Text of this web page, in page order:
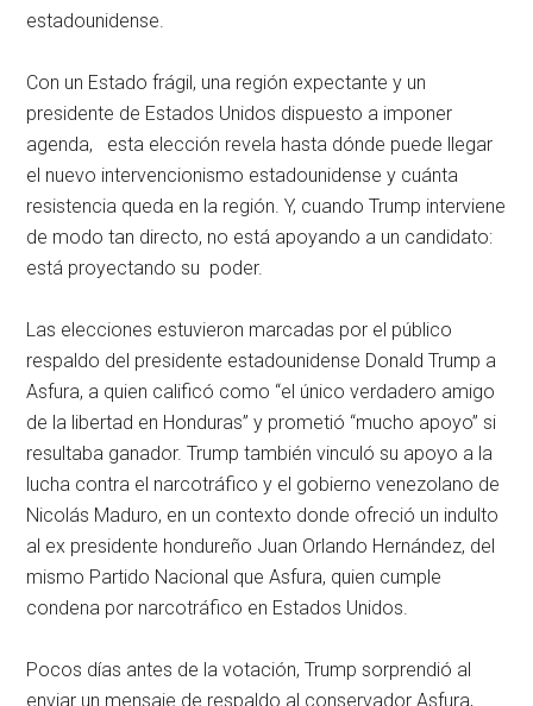
estadounidense.
Con un Estado frágil, una región expectante y un
presidente de Estados Unidos dispuesto a imponer
agenda, esta elección revela hasta dónde puede llegar
el nuevo intervencionismo estadounidense y cuánta
resistencia queda en la región. Y, cuando Trump interviene
de modo tan directo, no está apoyando a un candidato:
está proyectando su poder.
Las elecciones estuvieron marcadas por el público
respaldo del presidente estadounidense Donald Trump a
Asfura, a quien calificó como “el único verdadero amigo
de la libertad en Honduras” y prometió “mucho apoyo” si
resultaba ganador. Trump también vinculó su apoyo a la
lucha contra el narcotráfico y el gobierno venezolano de
Nicolás Maduro, en un contexto donde ofreció un indulto
al ex presidente hondureño Juan Orlando Hernández, del
mismo Partido Nacional que Asfura, quien cumple
condena por narcotráfico en Estados Unidos.
Pocos días antes de la votación, Trump sorprendió al
enviar un mensaje de respaldo al conservador Asfura,